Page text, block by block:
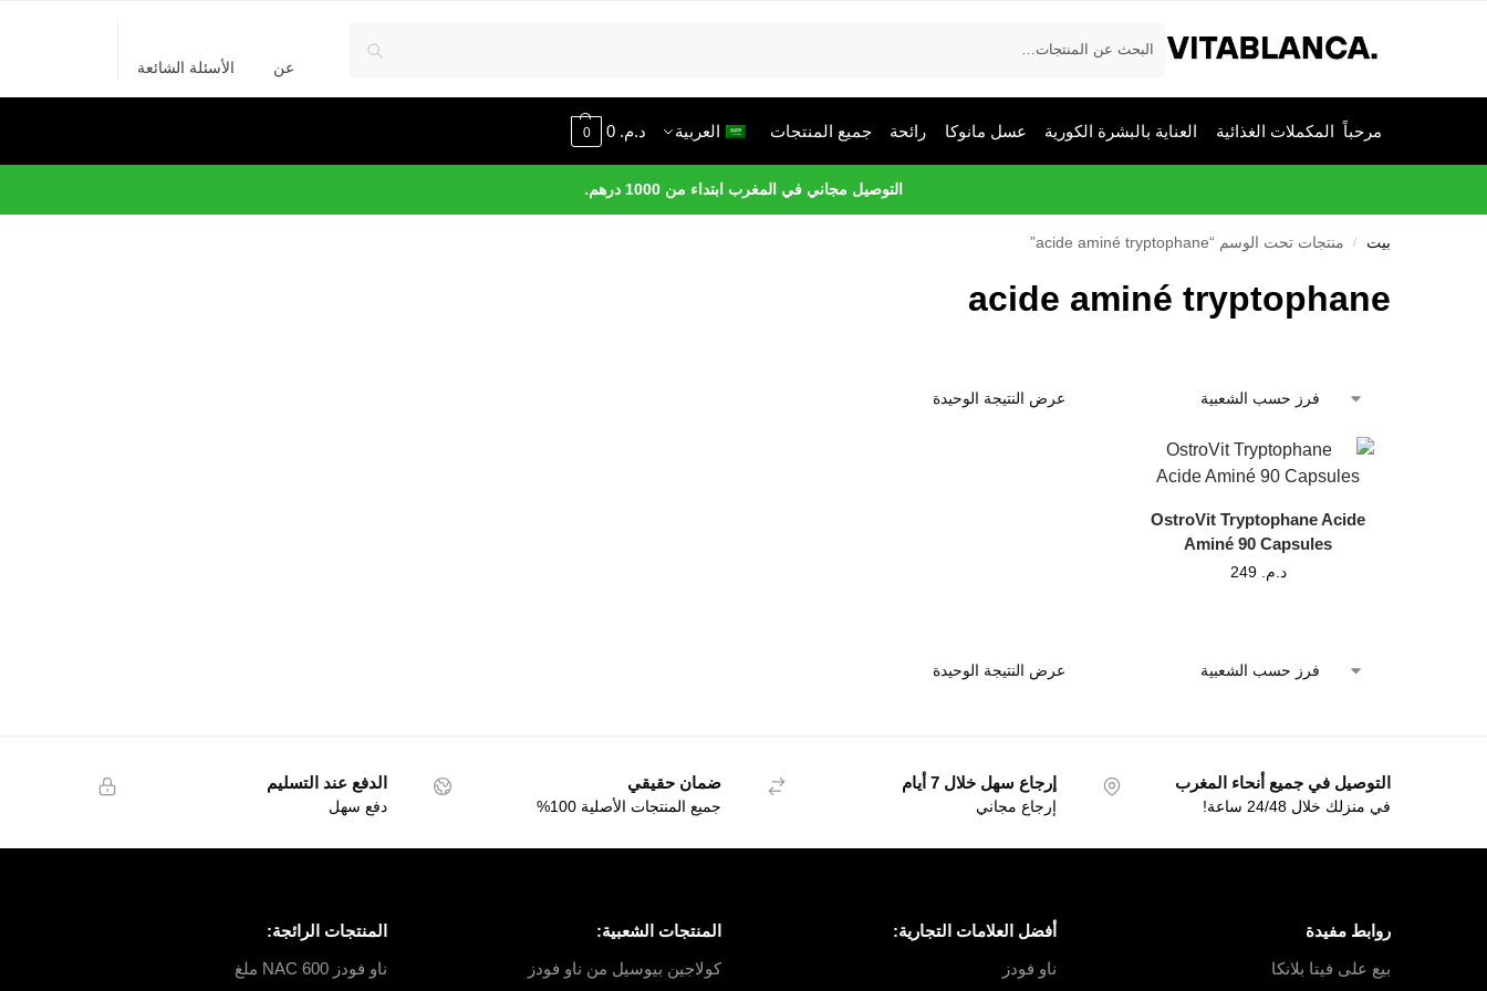
عن الأسئلة الشائعة
مرحباً المكملات الغذائية العناية بالبشرة الكورية عسل مانوكا رائحة جميع المنتجات العربية د.م. 0
0
التوصيل مجاني في المغرب ابتداء من 1000 درهم.
بيت / منتجات تحت الوسم “acide aminé tryptophane”
acide aminé tryptophane
عرض النتيجة الوحيدة
OstroVit Tryptophane Acide
Aminé 90 Capsules
د.م. 249
عرض النتيجة الوحيدة
التوصيل في جميع أنحاء المغرب
في منزلك خلال 24/48 ساعة!
إرجاع سهل خلال 7 أيام
إرجاع مجاني
ضمان حقيقي
جميع المنتجات الأصلية 100%
الدفع عند التسليم
دفع سهل
روابط مفيدة
بيع على فيتا بلانكا
أفضل العلامات التجارية:
ناو فودز
المنتجات الشعبية:
كولاجين بيوسيل من ناو فودز
المنتجات الرائجة:
ناو فودز NAC 600 ملغ